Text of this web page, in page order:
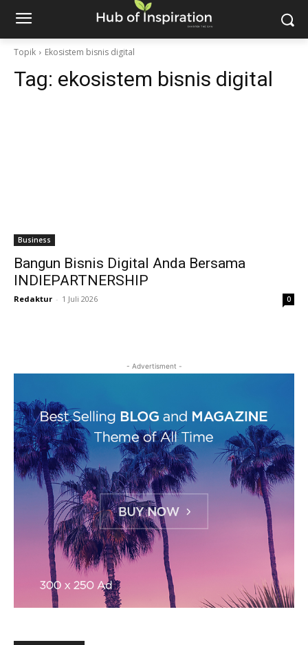
Topik Ekosistem bisnis digital
Tag: ekosistem bisnis digital
Business
Bangun Bisnis Digital Anda Bersama
INDIEPARTNERSHIP
Redaktur - 1 Juli 2026 0
- Advertisment -